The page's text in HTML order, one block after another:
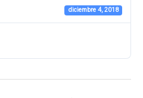
diciembre 4, 2018